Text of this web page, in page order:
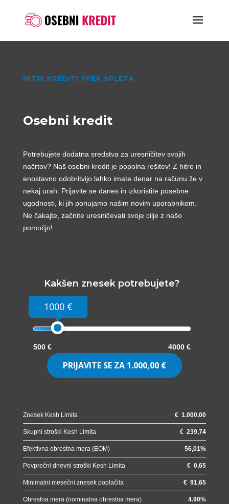
HITRI KREDITI PREK SPLETA
Osebni kredit
Potrebujete dodatna sredstva za uresničitev svojih
načrtov? Naš osebni kredit je popolna rešitev! Z hitro in
enostavno odobritvijo lahko imate denar na računu že v
nekaj urah. Prijavite se danes in izkoristite posebne
ugodnosti, ki jih ponujamo našim novim uporabnikom.
Ne čakajte, začnite uresničevati svoje cilje z našo
pomočjo!
Kakšen znesek potrebujete?
1000 €
500 € 4000 €
PRIJAVITE SE ZA 1.000,00 €
Znesek Kesh Limita €1.000,00
Skupni stroški Kesh Limita €239,74
Efektivna obrestna mera (EOM) 56,01%
Povprečni dnevni stroški Kesh Limita €0,65
Minimalni mesečni znesek poplačila €91,65
Obrestna mera (nominalna obrestna mera) 4.90%